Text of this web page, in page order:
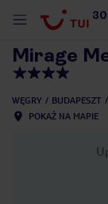
30
Mirage
WĘGRY BUDAPESZT
POKAŻ NA MAPIE